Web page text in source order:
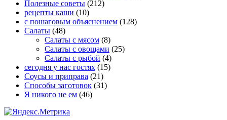
Полезные советы (212)
рецепты каши (10)
с пошаговым объяснением (128)
Салаты (48)
Салаты с мясом (8)
Салаты с овощами (25)
Салаты с рыбой (4)
сегодня у нас гостях (15)
Соусы и приправа (21)
Способы заготовок (31)
Я никого не ем (46)